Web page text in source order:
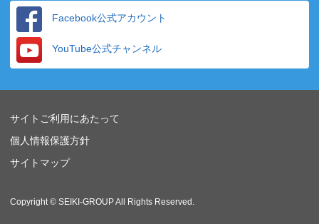
Facebook公式アカウント
YouTube公式チャンネル
サイトご利用にあたって
個人情報保護方針
サイトマップ
Copyright © SEIKI-GROUP All Rights Reserved.